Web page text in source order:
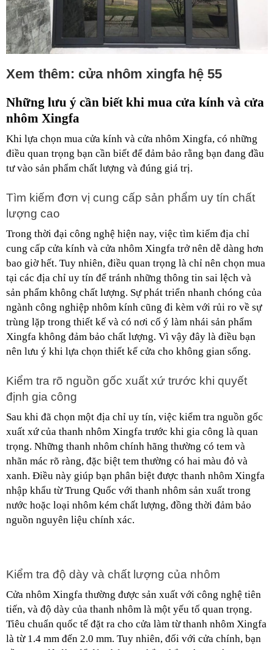
Xem thêm: cửa nhôm xingfa hệ 55
Những lưu ý cần biết khi mua cửa kính và cửa
nhôm Xingfa
Khi lựa chọn mua cửa kính và cửa nhôm Xingfa, có những
điều quan trọng bạn cần biết để đảm bảo rằng bạn đang đầu
tư vào sản phẩm chất lượng và đúng giá trị.
Tìm kiếm đơn vị cung cấp sản phẩm uy tín chất
lượng cao
Trong thời đại công nghệ hiện nay, việc tìm kiếm địa chỉ
cung cấp cửa kính và cửa nhôm Xingfa trở nên dễ dàng hơn
bao giờ hết. Tuy nhiên, điều quan trọng là chỉ nên chọn mua
tại các địa chỉ uy tín để tránh những thông tin sai lệch và
sản phẩm không chất lượng. Sự phát triển nhanh chóng của
ngành công nghiệp nhôm kính cũng đi kèm với rủi ro về sự
trùng lặp trong thiết kế và có nơi cố ý làm nhái sản phẩm
Xingfa không đảm bảo chất lượng. Vì vậy đây là điều bạn
nên lưu ý khi lựa chọn thiết kế cửa cho không gian sống.
Kiểm tra rõ nguồn gốc xuất xứ trước khi quyết
định gia công
Sau khi đã chọn một địa chỉ uy tín, việc kiểm tra nguồn gốc
xuất xứ của thanh nhôm Xingfa trước khi gia công là quan
trọng. Những thanh nhôm chính hãng thường có tem và
nhãn mác rõ ràng, đặc biệt tem thường có hai màu đỏ và
xanh. Điều này giúp bạn phân biệt được thanh nhôm Xingfa
nhập khẩu từ Trung Quốc với thanh nhôm sản xuất trong
nước hoặc loại nhôm kém chất lượng, đồng thời đảm bảo
nguồn nguyên liệu chính xác.
Kiểm tra độ dày và chất lượng của nhôm
Cửa nhôm Xingfa thường được sản xuất với công nghệ tiên
tiến, và độ dày của thanh nhôm là một yếu tố quan trọng.
Tiêu chuẩn quốc tế đặt ra cho cửa làm từ thanh nhôm Xingfa
là từ 1.4 mm đến 2.0 mm. Tuy nhiên, đối với cửa chính, bạn